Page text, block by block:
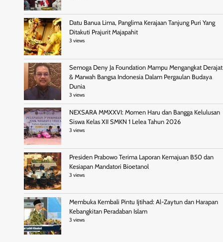
Datu Banua Lima, Panglima Kerajaan Tanjung Puri Yang
Ditakuti Prajurit Majapahit
3 views
Semoga Deny Ja Foundation Mampu Mengangkat Derajat
& Marwah Bangsa Indonesia Dalam Pergaulan Budaya
Dunia
3 views
NEXSARA MMXXVI: Momen Haru dan Bangga Kelulusan
Siswa Kelas XII SMKN 1 Lelea Tahun 2026
3 views
Presiden Prabowo Terima Laporan Kemajuan B50 dan
Kesiapan Mandatori Bioetanol
3 views
Membuka Kembali Pintu Ijtihad: Al-Zaytun dan Harapan
Kebangkitan Peradaban Islam
3 views